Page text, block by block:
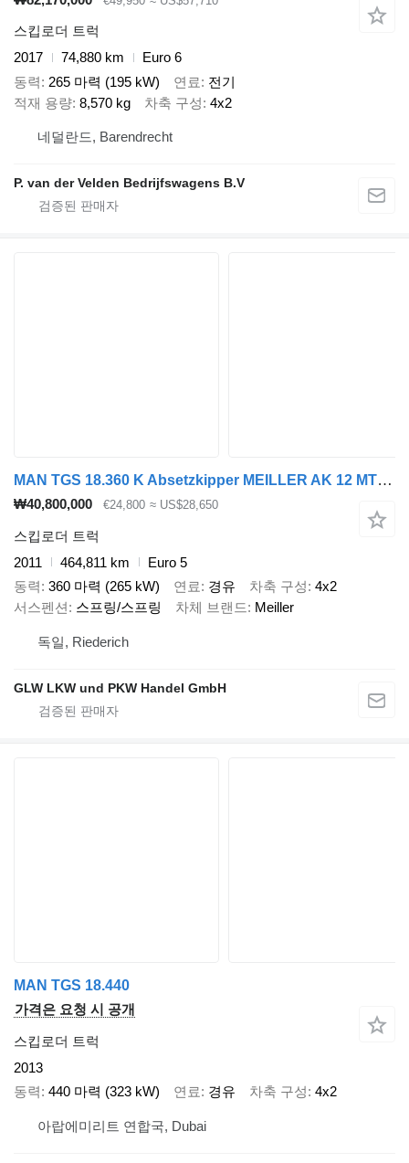
스킵로더 트럭
2017
74,880 km
Euro 6
동력
265 마력 (195 kW) 연료
전기
적재 용량 8,570 kg 차축 구성 4x2
네덜란드, Barendrecht
P. van der Velden Bedrijfswagens B.V
MAN TGS 18.360 K Absetzkipper MEILLER AK 12 MT*FUNK
₩40,800,000 €24,800 ≈ US$28,650
스킵로더 트럭
2011
464,811 km
Euro 5
동력 360 마력 (265 kW) 연료 경유 차축 구성 4x2
서스펜션
스프링/스프링 차체 브랜드 Meiller
독일, Riederich
GLW LKW und PKW Handel GmbH
MAN TGS 18.440
가격은 요청 시 공개
스킵로더 트럭
2013
동력 440 마력 (323 kW) 연료 경유 차축 구성 4x2
아랍에미리트 연합국, Dubai